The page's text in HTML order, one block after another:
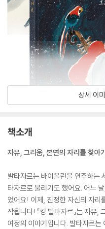
상세 이
책소개
자유, 그리움, 본연의 자리를 찾아
발타자르는 바이올린을 연주하는
타자르로 불리기도 했어요. 어느
었어요! 이제, 진정한 자신의 자리
작됩니다! 『킹 발타자르』는 자유
여정의 이야기입니다. 발타자르